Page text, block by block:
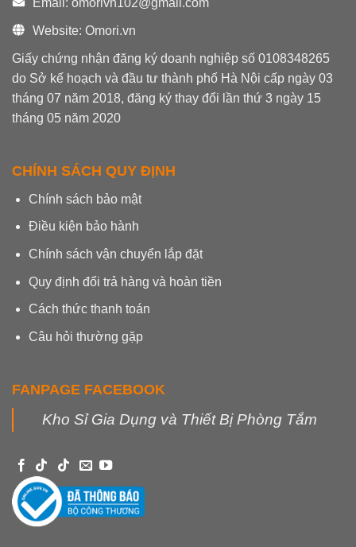
Email: omorivn102@gmail.com
Website: Omori.vn
Giấy chứng nhận đăng ký doanh nghiệp số 0108348265
do Sở kế hoạch và đầu tư thành phố Hà Nội cấp ngày 03
tháng 07 năm 2018, đăng ký thay đổi lần thứ 3 ngày 15
tháng 05 năm 2020
CHÍNH SÁCH QUY ĐỊNH
Chính sách bảo mật
Điều kiện bảo hành
Chính sách vận chuyển lắp đặt
Quy định đổi trả hàng và hoàn tiền
Cách thức thanh toán
Câu hỏi thường gặp
FANPAGE FACEBOOK
Kho Sỉ Gia Dụng và Thiết Bị Phòng Tắm